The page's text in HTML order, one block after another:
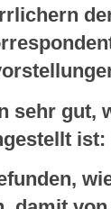
sehr gut,
ist: